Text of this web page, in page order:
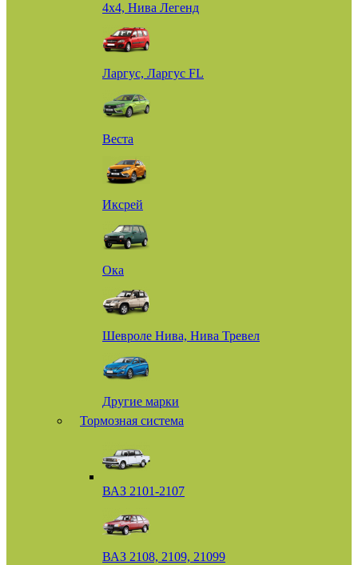
4х4, Нива Легенд
Ларгус, Ларгус FL
Веста
Иксрей
Ока
Шевроле Нива, Нива Тревел
Другие марки
Тормозная система
ВАЗ 2101-2107
ВАЗ 2108, 2109, 21099